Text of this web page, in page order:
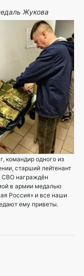
Жукова
командир одного из
старший лейтенант
СВО награждён
в армии медалью
Россия» и все наши
ему приветы.